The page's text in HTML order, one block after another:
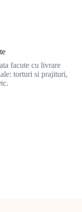
facute cu livrare
torturi si prajituri,